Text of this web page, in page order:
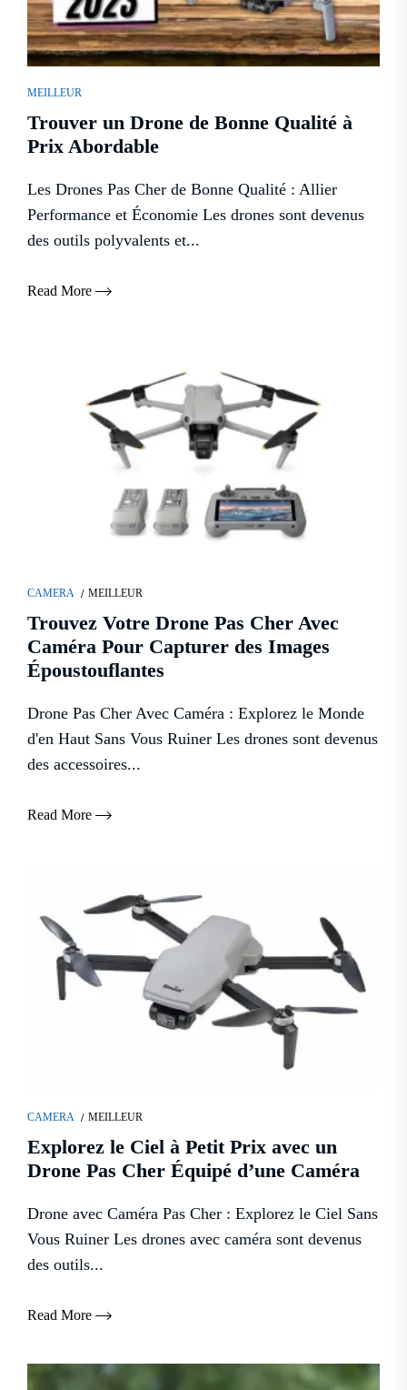
MEILLEUR
Trouver un Drone de Bonne Qualité à
Prix Abordable
Les Drones Pas Cher de Bonne Qualité : Allier
Performance et Économie Les drones sont devenus
des outils polyvalents et...
Read More
CAMERA MEILLEUR
Trouvez Votre Drone Pas Cher Avec
Caméra Pour Capturer des Images
Époustouflantes
Drone Pas Cher Avec Caméra : Explorez le Monde
d'en Haut Sans Vous Ruiner Les drones sont devenus
des accessoires...
Read More
CAMERA MEILLEUR
Explorez le Ciel à Petit Prix avec un
Drone Pas Cher Équipé d’une Caméra
Drone avec Caméra Pas Cher : Explorez le Ciel Sans
Vous Ruiner Les drones avec caméra sont devenus
des outils...
Read More